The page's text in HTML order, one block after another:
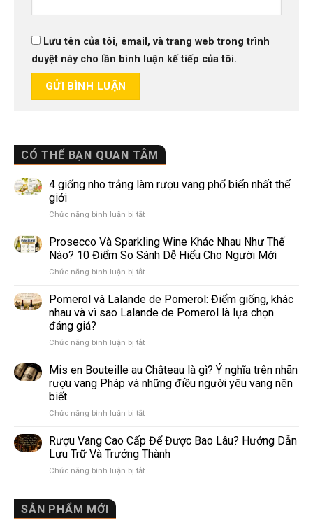
CÓ THỂ BẠN QUAN TÂM
4 giống nho trắng làm rượu vang phổ biến nhất thế
giới
Chức năng bình luận bị tắtở
giống
nho
trắng
làm
vang
phổ
thế
Prosecco Và Sparkling Wine Khác Nhau Như Thế
Nào? 10 Điểm So Sánh Dễ Hiểu Cho Người Mới
Chức năng bình luận bị tắtở
Và
Sparkling
Wine
Nhau
Thế
Nào?
So
Dễ
Hiểu
Người
Pomerol và Lalande de Pomerol: Điểm giống, khác
nhau và vì sao Lalande de Pomerol là lựa chọn
đáng giá?
Chức năng bình luận bị tắtở
và
Lalande
de
Điểm
khác
nhau
vì
Mis en Bouteille au Château là gì? Ý nghĩa trên nhãn
rượu vang Pháp và những điều người yêu vang nên
biết
Chức năng bình luận bị tắtở
en
Bouteille
au
Château
Rượu Vang Cao Cấp Để Được Bao Lâu? Hướng Dẫn
Lưu Trữ Và Trưởng Thành
Chức năng bình luận bị tắtở
SẢN PHẨM MỚI
Lưu tên của tôi, email, và trang web trong trình
duyệt này cho lần bình luận kế tiếp của tôi.